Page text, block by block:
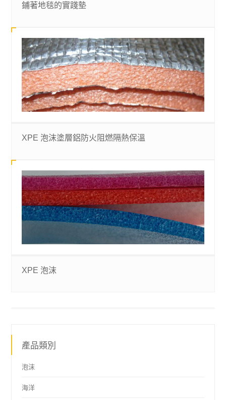
鋪著地毯的實踐墊
XPE 泡沫塗層鋁防火阻燃隔熱保溫
XPE 泡沫
產品類別
泡沫
海洋